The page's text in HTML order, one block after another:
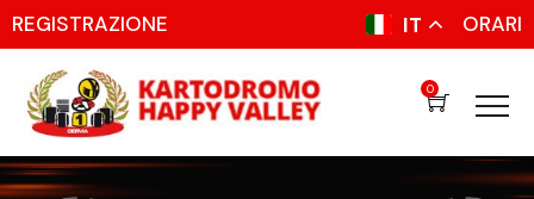
REGISTRAZIONE IT ORARI
0